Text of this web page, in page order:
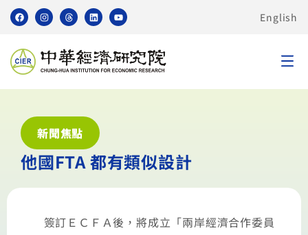
English
新聞焦點
他國FTA 都有類似設計
簽訂ＥＣＦＡ後，將成立「兩岸經濟合作委員